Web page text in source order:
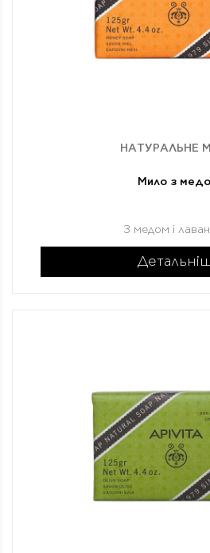
НАТУРАЛЬНЕ
Мило з
З медом і